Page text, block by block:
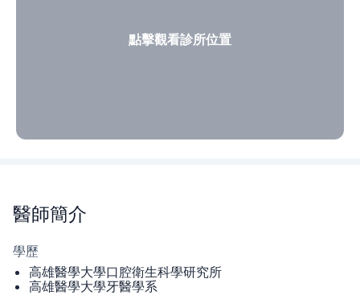
點擊觀看診所位置
醫師簡介
學歷
高雄醫學大學口腔衛生科學研究所
高雄醫學大學牙醫學系